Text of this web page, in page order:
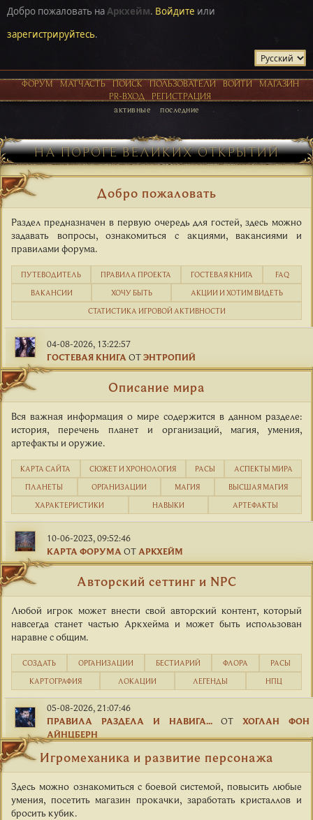
Добро пожаловать наАркхейм. Войдите или
зарегистрируйтесь.
ФОРУМ МАТЧАСТЬ ПОИСК ПОЛЬЗОВАТЕЛИ ВОЙТИ
МАГАЗИН
PR-ВХОД
РЕГИСТРАЦИЯ
активные последние
НА ПОРОГЕ ВЕЛИКИХ ОТКРЫТИЙ
Добро пожаловать
Раздел предназначен в первую очередь для гостей, здесь можно
задавать вопросы, ознакомиться с акциями, вакансиями и
правилами форума.
ПУТЕВОДИТЕЛЬ ПРАВИЛА ПРОЕКТА ГОСТЕВАЯ КНИГА
FAQ
ВАКАНСИИ
ХОЧУ БЫТЬ
АКЦИИ И ХОТИМ ВИДЕТЬ
СТАТИСТИКА ИГРОВОЙ АКТИВНОСТИ
04-08-2026, 13:22:57
ГОСТЕВАЯ КНИГА ОТЭНТРОПИЙ
Описание мира
Вся важная информация о мире содержится в данном разделе:
история, перечень планет и организаций, магия, умения,
артефакты и оружие.
КАРТА САЙТА CЮЖЕТ И ХРОНОЛОГИЯ РАСЫ
АСПЕКТЫ МИРА
ПЛАНЕТЫ
ОРГАНИЗАЦИИ МАГИЯ
ВЫСШАЯ МАГИЯ
ХАРАКТЕРИСТИКИ
НАВЫКИ АРТЕФАКТЫ
10-06-2023, 09:52:46
КАРТА ФОРУМА ОТ АРКХЕЙМ
Авторский сеттинг и NPC
Любой игрок может внести свой авторский контент, который
навсегда станет частью Аркхейма и может быть использован
наравне с общим.
СОЗДАТЬ ОРГАНИЗАЦИИ БЕСТИАРИЙ ФЛОРА
РАСЫ
КАРТОГРАФИЯ
ЛОКАЦИИ ЛЕГЕНДЫ НПЦ
05-08-2026, 21:07:46
ПРАВИЛА РАЗДЕЛА И НАВИГА...ОТХОГЛАН ФОН
АЙНЦБЕРН
Игромеханика и развитие персонажа
Здесь можно ознакомиться с боевой системой, повысить любые
умения, посетить магазин прокачки, заработать кристаллов и
бросить кубик.